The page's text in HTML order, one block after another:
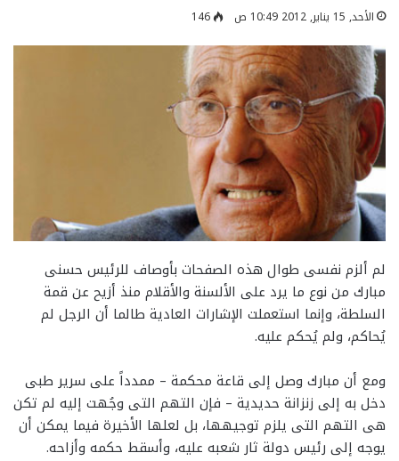
الأحد, 15 يناير, 2012 10:49 ص 146
لم ألزم نفسى طوال هذه الصفحات بأوصاف للرئيس حسنى
مبارك من نوع ما يرد على الألسنة والأقلام منذ أزيح عن قمة
السلطة، وإنما استعملت الإشارات العادية طالما أن الرجل لم
يُحاكم، ولم يُحكم عليه.
ومع أن مبارك وصل إلى قاعة محكمة – ممدداً على سرير طبى
دخل به إلى زنزانة حديدية – فإن التهم التى وجُهت إليه لم تكن
هى التهم التى يلزم توجيهها، بل لعلها الأخيرة فيما يمكن أن
يوجه إلى رئيس دولة ثار شعبه عليه، وأسقط حكمه وأزاحه.